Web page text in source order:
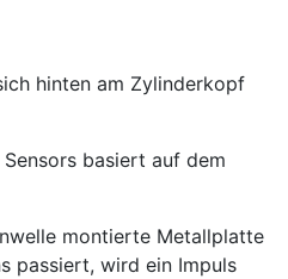
hinten am Zylinderkopf
basiert auf dem
montierte Metallplatte
passiert, wird ein Impuls